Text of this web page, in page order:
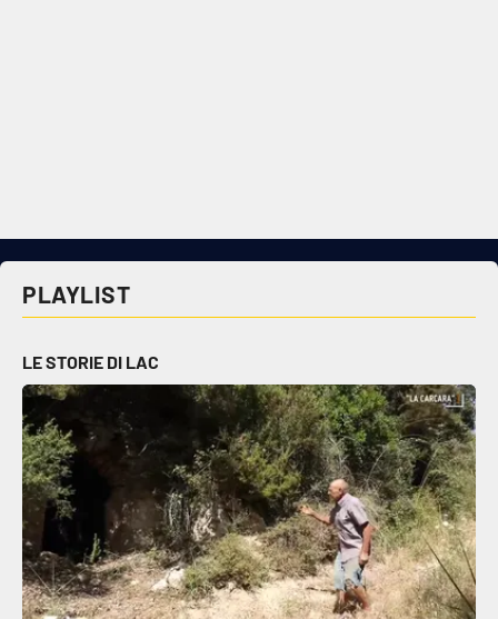
Politica
Società
Sport
RUBRICHE
Good Morning Vietnam
PLAYLIST
LE STORIE DI LAC